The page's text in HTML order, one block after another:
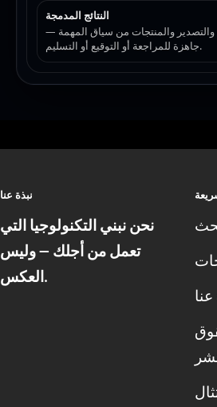
النتائج المدمجة
والتصدير والمنتجات من سياق المهمة —
جاهزة للمراجعة أو التوقيع أو التسليم.
نبذة عنا
نحن نبني التكنولوجيا التي
تعمل من أجلك — وليس
العكس.
عنا